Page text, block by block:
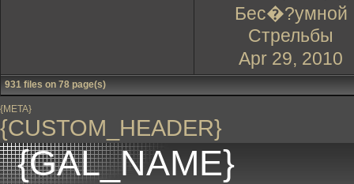
Бес�?умной
Стрельбы
Apr 29, 2010
931 files on 78 page(s)
{META}
{CUSTOM_HEADER}
{GAL_NAME}